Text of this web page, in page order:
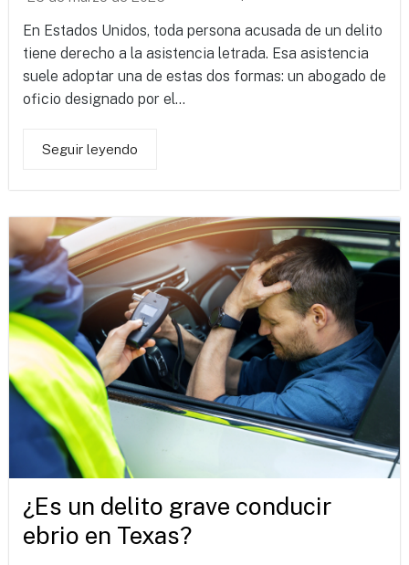
En Estados Unidos, toda persona acusada de un delito
tiene derecho a la asistencia letrada. Esa asistencia
suele adoptar una de estas dos formas: un abogado de
oficio designado por el...
Seguir leyendo
¿Es un delito grave conducir
ebrio en Texas?